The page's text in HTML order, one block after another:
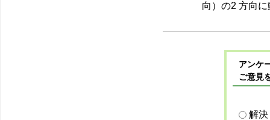
向）の2 方向
アンケ
ご意見
解